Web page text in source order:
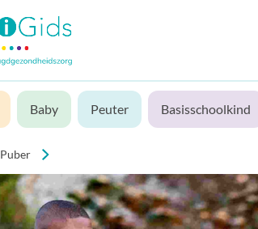
Baby Peuter Basisschoolkind
Puber